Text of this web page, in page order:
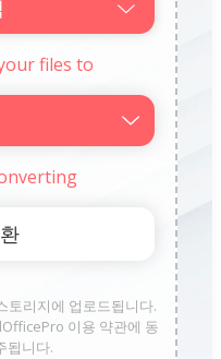
files to
토리지에 업로드됩니다.
이용 약관에 동
됩니다.